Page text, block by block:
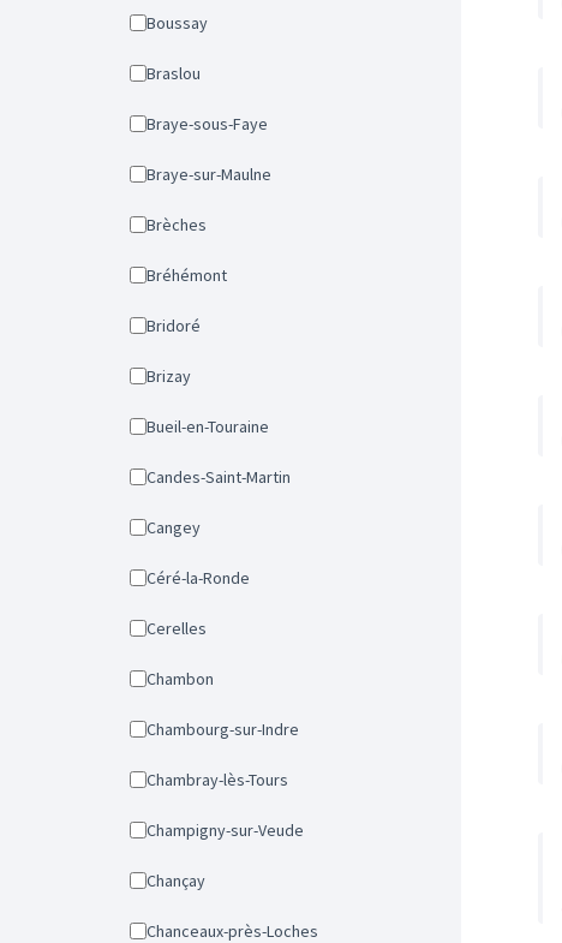
Boussay
Braslou
Braye-sous-Faye
Braye-sur-Maulne
Brèches
Bréhémont
Bridoré
Brizay
Bueil-en-Touraine
Candes-Saint-Martin
Cangey
Céré-la-Ronde
Cerelles
Chambon
Chambourg-sur-Indre
Chambray-lès-Tours
Champigny-sur-Veude
Chançay
Chanceaux-près-Loches